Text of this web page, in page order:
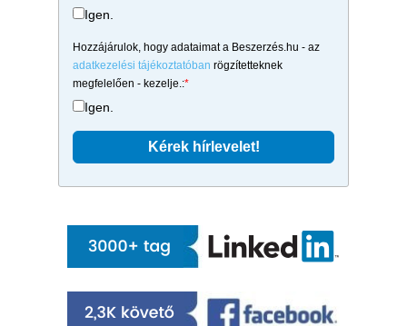
Igen.
Hozzájárulok, hogy adataimat a Beszerzés.hu - az
adatkezelési tájékoztatóban rögzítetteknek
megfelelően - kezelje.:*
Igen.